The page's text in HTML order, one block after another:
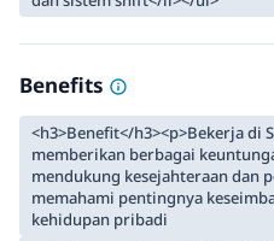
Benefits
<h3>Benefit</h3><p>Bekerja di
memberikan berbagai
mendukung kesejahteraan dan
memahami pentingnya
kehidupan pribadi